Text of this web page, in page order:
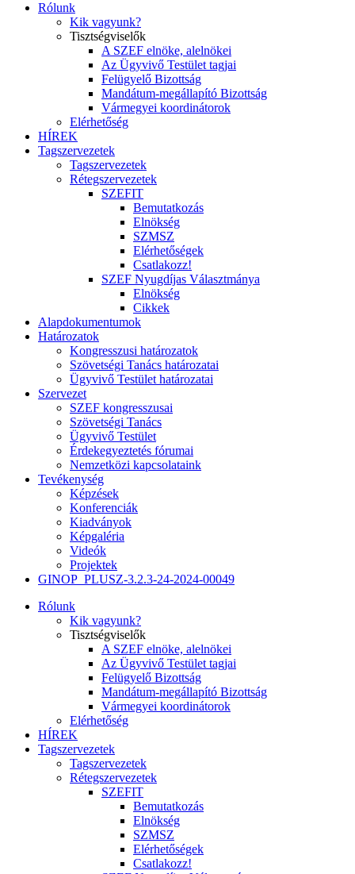
Rólunk
Kik vagyunk?
Tisztségviselők
A SZEF elnöke, alelnökei
Az Ügyvivő Testület tagjai
Felügyelő Bizottság
Mandátum-megállapító Bizottság
Vármegyei koordinátorok
Elérhetőség
HÍREK
Tagszervezetek
Tagszervezetek
Rétegszervezetek
SZEFIT
Bemutatkozás
Elnökség
SZMSZ
Elérhetőségek
Csatlakozz!
SZEF Nyugdíjas Választmánya
Elnökség
Cikkek
Alapdokumentumok
Határozatok
Kongresszusi határozatok
Szövetségi Tanács határozatai
Ügyvivő Testület határozatai
Szervezet
SZEF kongresszusai
Szövetségi Tanács
Ügyvivő Testület
Érdekegyeztetés fórumai
Nemzetközi kapcsolataink
Tevékenység
Képzések
Konferenciák
Kiadványok
Képgaléria
Videók
Projektek
GINOP_PLUSZ-3.2.3-24-2024-00049
Rólunk
Kik vagyunk?
Tisztségviselők
A SZEF elnöke, alelnökei
Az Ügyvivő Testület tagjai
Felügyelő Bizottság
Mandátum-megállapító Bizottság
Vármegyei koordinátorok
Elérhetőség
HÍREK
Tagszervezetek
Tagszervezetek
Rétegszervezetek
SZEFIT
Bemutatkozás
Elnökség
SZMSZ
Elérhetőségek
Csatlakozz!